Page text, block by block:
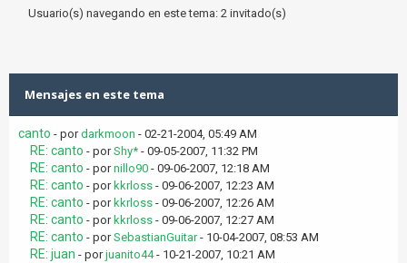
Usuario(s) navegando en este tema: 2 invitado(s)
Mensajes en este tema
canto - pordarkmoon - 02-21-2004, 05:49 AM
RE: canto - porShy* - 09-05-2007, 11:32 PM
RE: canto - pornillo90 - 09-06-2007, 12:18 AM
RE: canto - por kkrloss - 09-06-2007, 12:23 AM
RE: canto - por kkrloss - 09-06-2007, 12:26 AM
RE: canto - por kkrloss - 09-06-2007, 12:27 AM
RE: canto - porSebastianGuitar- 10-04-2007, 08:53 AM
RE: juan - porjuanito44- 10-21-2007, 10:21 AM